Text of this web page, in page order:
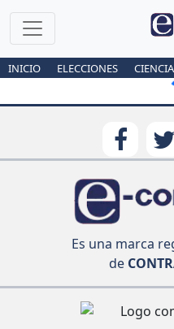
INICIO ELECCIONES CIENCIA
Es una marca
de